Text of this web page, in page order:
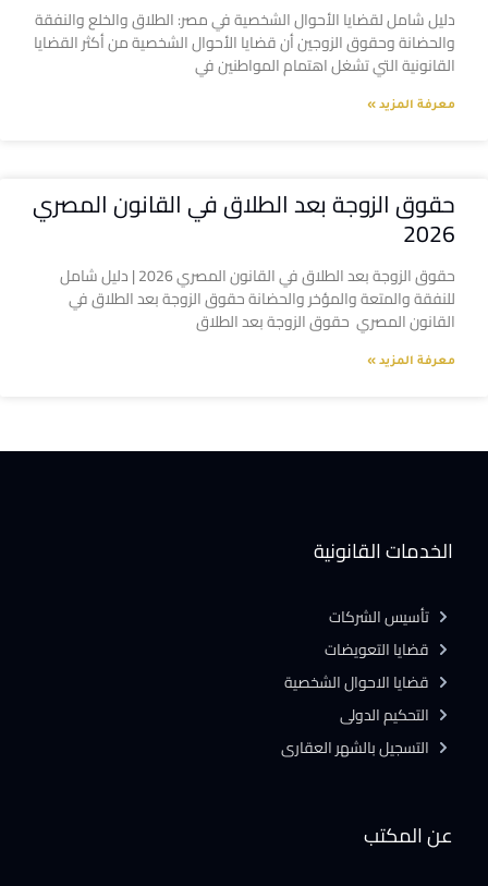
دليل شامل لقضايا الأحوال الشخصية في مصر: الطلاق والخلع والنفقة
والحضانة وحقوق الزوجين أن قضايا الأحوال الشخصية من أكثر القضايا
القانونية التي تشغل اهتمام المواطنين في
معرفة المزيد »
حقوق الزوجة بعد الطلاق في القانون المصري
2026
حقوق الزوجة بعد الطلاق في القانون المصري 2026 | دليل شامل
للنفقة والمتعة والمؤخر والحضانة حقوق الزوجة بعد الطلاق في
القانون المصري حقوق الزوجة بعد الطلاق
معرفة المزيد »
عن المكتب
الخدمات القانونية
تأسيس الشركات
قضايا التعويضات
قضايا الاحوال الشخصية
التحكيم الدولى
التسجيل بالشهر العقارى